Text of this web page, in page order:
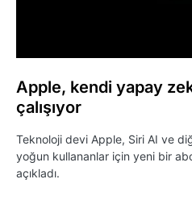
Apple, kendi yapay
çalışıyor
Teknoloji devi Apple, Siri AI ve
yoğun kullananlar için yeni bir
açıkladı.